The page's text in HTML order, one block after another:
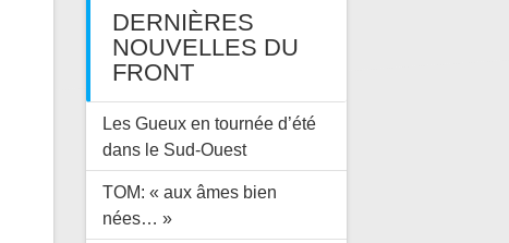
DERNIÈRES
NOUVELLES DU
FRONT
Les Gueux en tournée d’été
dans le Sud-Ouest
TOM: « aux âmes bien
nées… »